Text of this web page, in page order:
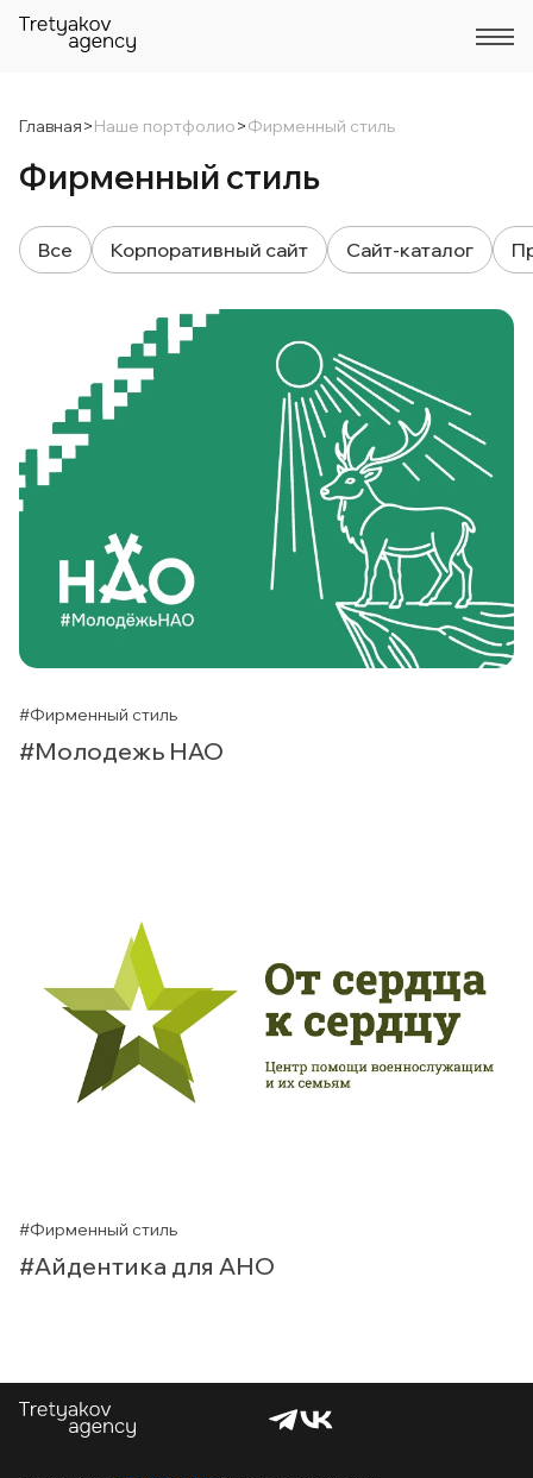
Главная>Наше портфолио>Фирменный стиль
Фирменный стиль
Все Корпоративный сайт Сайт-каталог
#Фирменный стиль
#Молодежь НАО
#Фирменный стиль
#Айдентика для АНО